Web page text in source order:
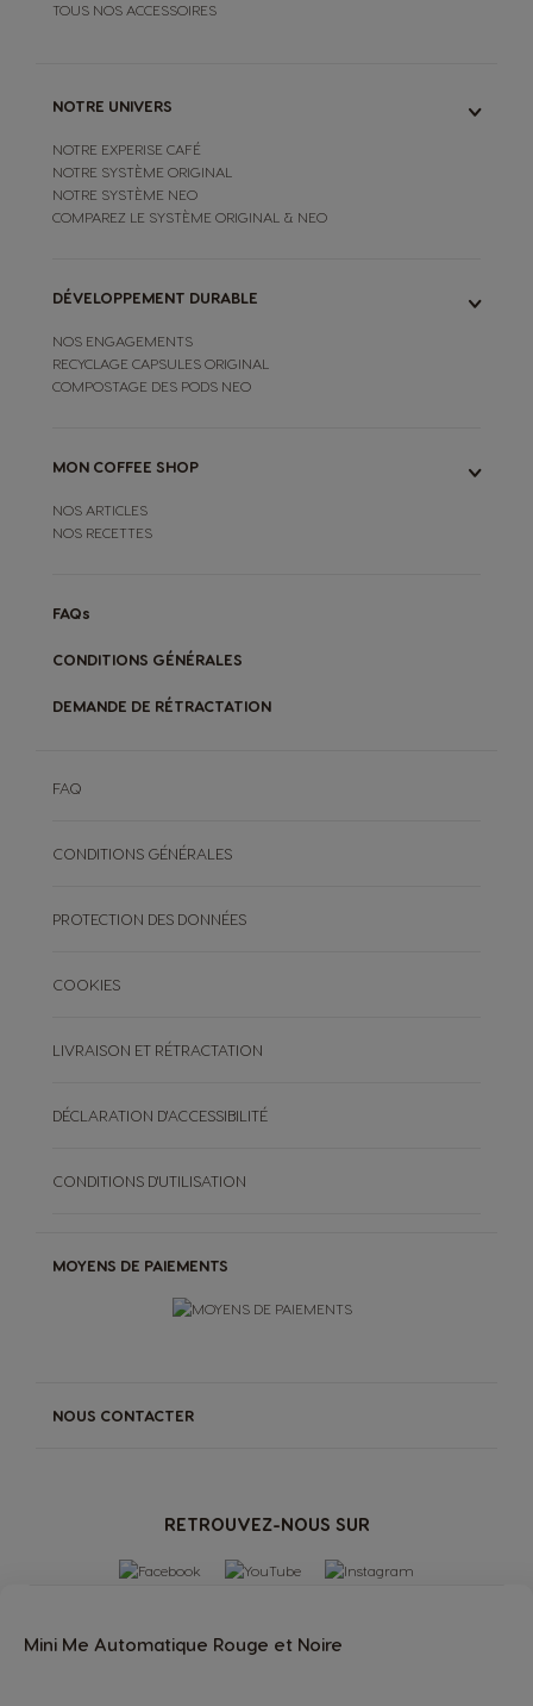
TOUS NOS ACCESSOIRES
NOTRE UNIVERS
NOTRE EXPERISE CAFÉ
NOTRE SYSTÈME ORIGINAL
NOTRE SYSTÈME NEO
COMPAREZ LE SYSTÈME ORIGINAL & NEO
DÉVELOPPEMENT DURABLE
NOS ENGAGEMENTS
RECYCLAGE CAPSULES ORIGINAL
COMPOSTAGE DES PODS NEO
MON COFFEE SHOP
NOS ARTICLES
NOS RECETTES
FAQs
CONDITIONS GÉNÉRALES
DEMANDE DE RÉTRACTATION
RETROUVEZ-NOUS SUR
MOYENS DE PAIEMENTS
NOUS CONTACTER
FAQ
CONDITIONS GÉNÉRALES
PROTECTION DES DONNÉES
COOKIES
LIVRAISON ET RÉTRACTATION
DÉCLARATION D'ACCESSIBILITÉ
CONDITIONS D'UTILISATION
Mini Me Automatique Rouge et Noire